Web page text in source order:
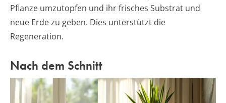
Pflanze umzutopfen und ihr frisches Substrat und
neue Erde zu geben. Dies unterstützt die
Regeneration.
Nach dem Schnitt